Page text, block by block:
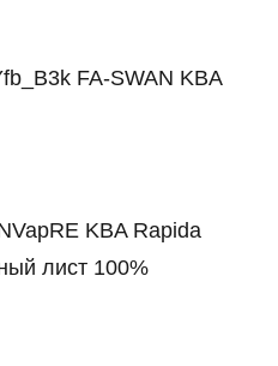
FA-SWAN KBA
KBA Rapida
лист 100%